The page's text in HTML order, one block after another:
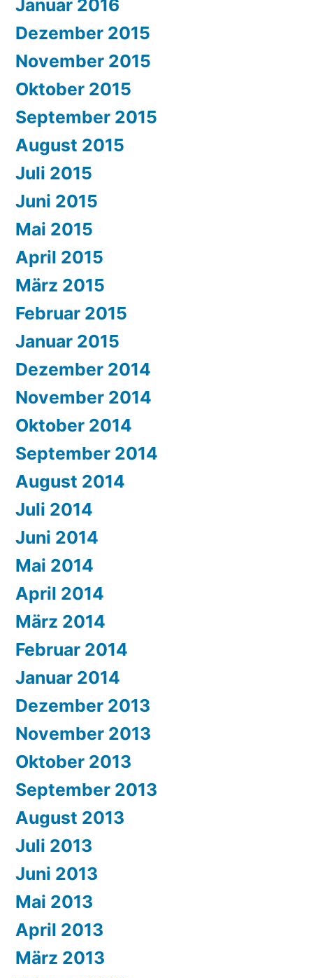
Januar 2016
Dezember 2015
November 2015
Oktober 2015
September 2015
August 2015
Juli 2015
Juni 2015
Mai 2015
April 2015
März 2015
Februar 2015
Januar 2015
Dezember 2014
November 2014
Oktober 2014
September 2014
August 2014
Juli 2014
Juni 2014
Mai 2014
April 2014
März 2014
Februar 2014
Januar 2014
Dezember 2013
November 2013
Oktober 2013
September 2013
August 2013
Juli 2013
Juni 2013
Mai 2013
April 2013
März 2013